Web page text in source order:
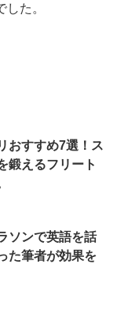
た。
おすすめ7選！ス
鍛えるフリート
ソンで英語を話
た筆者が効果を